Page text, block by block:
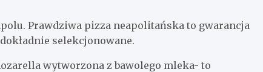
Prawdziwa pizza neapolitańska to gwarancja
selekcjonowane.
wytworzona z bawolego mleka- to